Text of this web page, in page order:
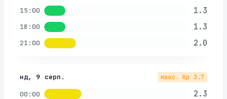
15:00 1.3
18:00 1.3
21:00 2.0
нд, 9 серп. макс. Kp 3.7
00:00 2.3